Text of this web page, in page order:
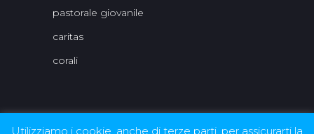
pastorale giovanile
caritas
corali
Utilizziamo i cookie, anche di terze parti, per assicurarti la